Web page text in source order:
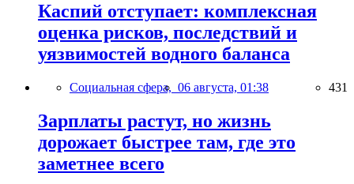
Каспий отступает: комплексная
оценка рисков, последствий и
уязвимостей водного баланса
Социальная сфера, 06 августа, 01:38 431
Зарплаты растут, но жизнь
дорожает быстрее там, где это
заметнее всего